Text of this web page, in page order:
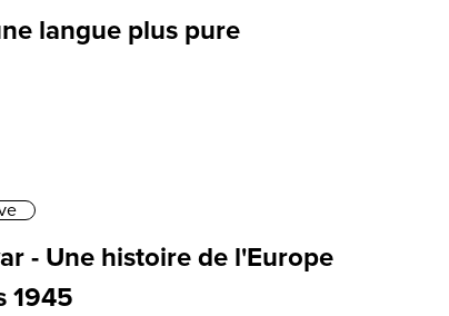
langue plus pure
- Une histoire de l'Europe
1945